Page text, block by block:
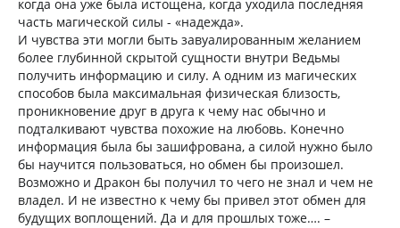
когда она уже была истощена, когда уходила последняя
часть магической силы - «надежда».
И чувства эти могли быть завуалированным желанием
более глубинной скрытой сущности внутри Ведьмы
получить информацию и силу. А одним из магических
способов была максимальная физическая близость,
проникновение друг в друга к чему нас обычно и
подталкивают чувства похожие на любовь. Конечно
информация была бы зашифрована, а силой нужно было
бы научится пользоваться, но обмен бы произошел.
Возможно и Дракон бы получил то чего не знал и чем не
владел. И не известно к чему бы привел этот обмен для
будущих воплощений. Да и для прошлых тоже…. –